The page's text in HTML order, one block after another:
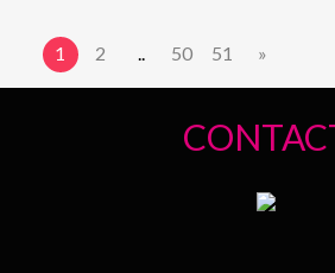
1 2 .. 50 51 »